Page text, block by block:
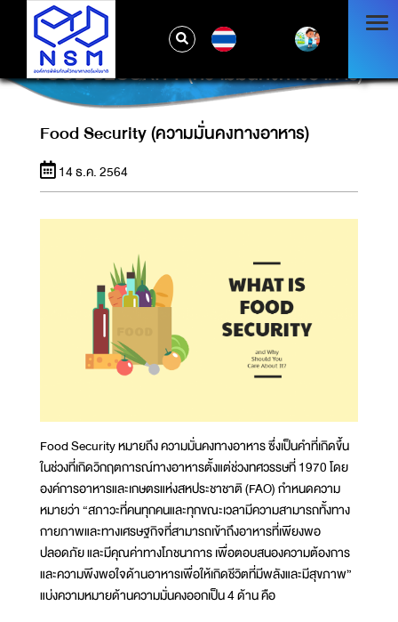
FOOD SECURITY (ความมั่นคงทางอาหาร)
Food Security (ความมั่นคงทางอาหาร)
14 ธ.ค. 2564
Food Security หมายถึง ความมั่นคงทางอาหาร ซึ่งเป็นคำที่เกิดขึ้น
ในช่วงที่เกิดวิกฤตการณ์ทางอาหารตั้งแต่ช่วงทศวรรษที่ 1970 โดย
องค์การอาหารและเกษตรแห่งสหประชาชาติ (FAO) กำหนดความ
หมายว่า “สภาวะที่คนทุกคนและทุกขณะเวลามีความสามารถทั้งทาง
กายภาพและทางเศรษฐกิจที่สามารถเข้าถึงอาหารที่เพียงพอ
ปลอดภัย และมีคุณค่าทางโภชนาการ เพื่อตอบสนองความต้องการ
และความพึงพอใจด้านอาหารเพื่อให้เกิดชีวิตที่มีพลังและมีสุขภาพ”
แบ่งความหมายด้านความมั่นคงออกเป็น 4 ด้าน คือ